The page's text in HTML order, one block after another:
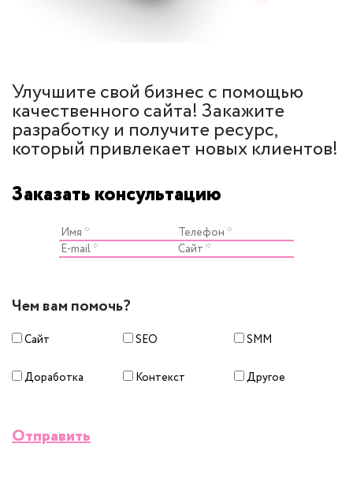
Улучшите свой бизнес с помощью
качественного сайта! Закажите
разработку и получите ресурс,
который привлекает новых клиентов!
Заказать консультацию
Чем вам помочь?
Сайт SEO SMM
Доработка Контекст Другое
Отправить